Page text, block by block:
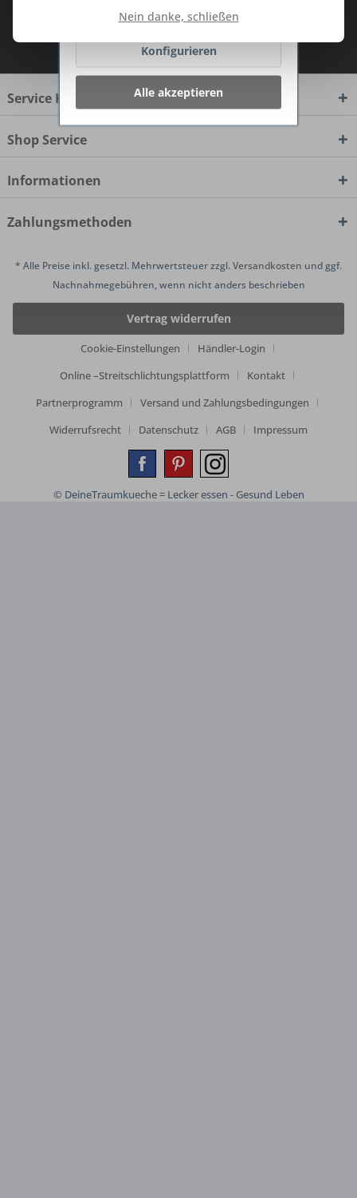
zur Kenntnis genommen.
Service Hotline
Shop Service
Informationen
Zahlungsmethoden
* Alle Preise inkl. gesetzl. Mehrwertsteuer zzgl.Versandkosten und ggf.
Nachnahmegebühren, wenn nicht anders beschrieben
Vertrag widerrufen
Cookie-Einstellungen
Händler-Login
Online –Streitschlichtungsplattform
Kontakt
Partnerprogramm
Versand und Zahlungsbedingungen
Widerrufsrecht
Datenschutz AGB Impressum
© DeineTraumkueche = Lecker essen - Gesund Leben
Nein danke, schließen
Ablehnen
Konfigurieren
Alle akzeptieren